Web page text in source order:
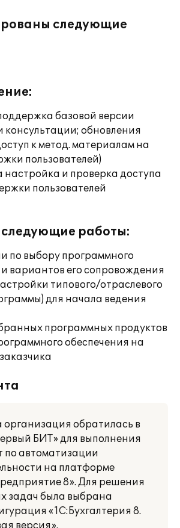
следующие
базовой версии
консультации; обновления
к метод. материалам на
пользователей)
настройка и проверка доступа
пользователей
работы:
по выбору программного
вариантов его сопровождения
типового/отраслевого
для начала ведения
программных продуктов
обеспечения на
обратилась в
БИТ» для выполнения
по автоматизации
на платформе
8». Для решения
задач была выбрана
«1С:Бухгалтерия 8.
версия».